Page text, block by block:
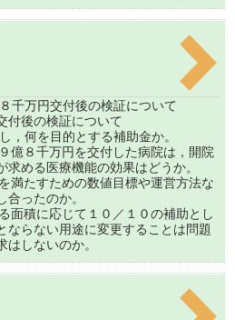
千万円交付後の検証について
付後の検証について
何を目的とする補助金か。
８千万円を交付した病院は，開院
める医療機能の効果はどうか。
たすための数値目標や運営方法な
合ったのか。
積に応じて１０／１０の補助とし
ならない用途に変更することは問題
はしないのか。